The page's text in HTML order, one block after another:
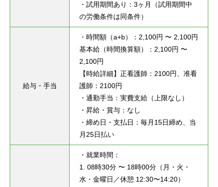
・試用期間あり：3ヶ月（試用期間中
の労働条件は同条件）
給与・手当
・時間額（a+b）：2,100円 〜 2,100円
基本給（時間換算額）：2,100円 〜
2,100円
【時給詳細】正看護師：2100円、准看
護師：2100円
・通勤手当：実費支給（上限なし）
・昇給・賞与：なし
・締め日・支払日：毎月15日締め、当
月25日払い
・就業時間：
1. 08時30分 〜 18時00分（月・火・
水・金曜日／休憩 12:30〜14:20）